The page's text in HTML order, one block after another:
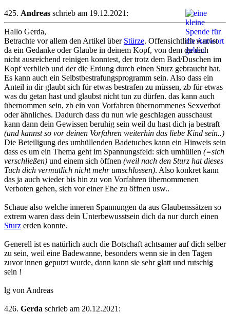
425. Andreas schrieb am 19.12.2021:
Hallo Gerda,
Betrachte vor allem den Artikel über Stürze. Offensichtlich war/ist
da ein Gedanke oder Glaube in deinem Kopf, von dem du dich
nicht ausreichend reinigen konntest, der trotz dem Bad/Duschen im
Kopf verblieb und der die Erdung durch einen Sturz gebraucht hat.
Es kann auch ein Selbstbestrafungsprogramm sein. Also dass ein
Anteil in dir glaubt sich für etwas bestrafen zu müssen, zb für etwas
was du getan hast und glaubst nicht tun zu dürfen. das kann auch
übernommen sein, zb ein von Vorfahren übernommenes Sexverbot
oder ähnliches. Dadurch dass du nun wie geschlagen ausschaust
kann dann dein Gewissen beruhig sein weil du hast dich ja bestraft
(und kannst so vor deinen Vorfahren weiterhin das liebe Kind sein..)
Die Beteiligung des umhüllenden Badetuches kann ein Hinweis sein
dass es um ein Thema geht im Spannungsfeld: sich umhüllen (=sich
verschließen) und einem sich öffnen (weil nach den Sturz hat dieses
Tuch dich vermutlich nicht mehr umschlossen). Also konkret kann
das ja auch wieder bis hin zu von Vorfahren übernommenen
Verboten gehen, sich vor einer Ehe zu öffnen usw..
Schaue also welche inneren Spannungen da aus Glaubenssätzen so
extrem waren dass dein Unterbewusstsein dich da nur durch einen
Sturz erden konnte.
Generell ist es natürlich auch die Botschaft achtsamer auf dich selber
zu sein, weil eine Badewanne, besonders wenn sie in den Tagen
zuvor innen geputzt wurde, dann kann sie sehr glatt und rutschig
sein !
lg von Andreas
426. Gerda schrieb am 20.12.2021: